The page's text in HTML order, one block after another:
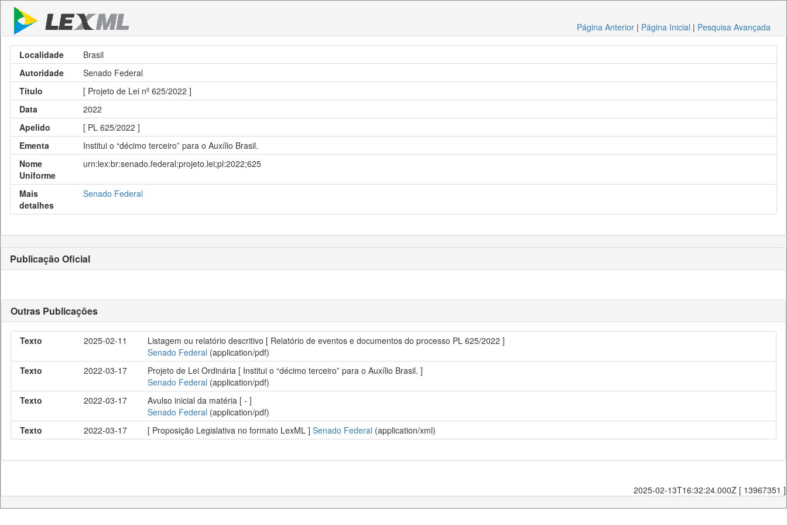
Página Anterior | Página Inicial | Pesquisa Avançada
Localidade
Brasil
Autoridade
Senado Federal
Título
[ Projeto de Lei nº 625/2022 ]
Data
2022
Apelido
[ PL 625/2022 ]
Ementa
Institui o “décimo terceiro” para o Auxílio Brasil.
Nome
Uniforme
urn:lex:br:senado.federal:projeto.lei;pl:2022;625
Mais
detalhes
Senado Federal
Publicação Oficial
Outras Publicações
Texto 2025-02-11
Listagem ou relatório descritivo [ Relatório de eventos e documentos do processo PL 625/2022 ]
Senado Federal (application/pdf)
Texto
2022-03-17
Projeto de Lei Ordinária [ Institui o “décimo terceiro” para o Auxílio Brasil. ]
Senado Federal (application/pdf)
Texto
2022-03-17
Avulso inicial da matéria [ - ]
Senado Federal (application/pdf)
Texto
2022-03-17 [ Proposição Legislativa no formato LexML ] Senado Federal (application/xml)
2025-02-13T16:32:24.000Z [ 13967351 ]